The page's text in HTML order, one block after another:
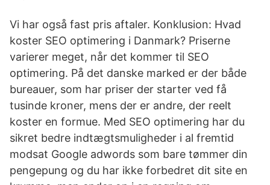
Vi har også fast pris aftaler. Konklusion: Hvad
koster SEO optimering i Danmark? Priserne
varierer meget, når det kommer til SEO
optimering. På det danske marked er der både
bureauer, som har priser der starter ved få
tusinde kroner, mens der er andre, der reelt
koster en formue. Med SEO optimering har du
sikret bedre indtægtsmuligheder i al fremtid
modsat Google adwords som bare tømmer din
pengepung og du har ikke forbedret dit site en